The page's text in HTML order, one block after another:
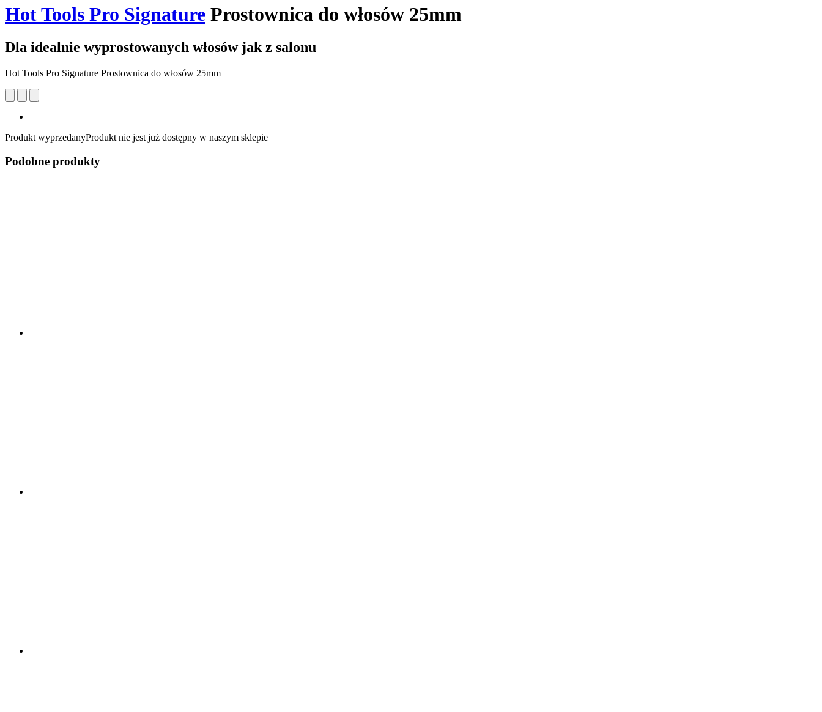
Hot Tools Pro Signature Prostownica do włosów 25mm
Dla idealnie wyprostowanych włosów jak z salonu
Hot Tools Pro Signature Prostownica do włosów 25mm
Produkt wyprzedanyProdukt nie jest już dostępny w naszym sklepie
Podobne produkty